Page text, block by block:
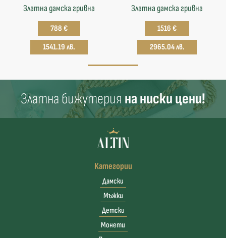
Златна дамска гривна
788 €
1541.19 лв.
Златна дамска гривна
1516 €
2965.04 лв.
Златна бижутерия на ниски цени!
Категории
Дамски
Мъжки
Детски
Монети